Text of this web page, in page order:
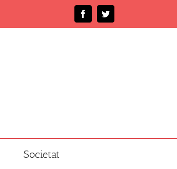
FacebookTwitter
Societat